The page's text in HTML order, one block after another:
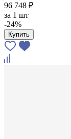
96 748 ₽
за 1 шт
-24%
Купить